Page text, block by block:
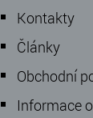
Kontakty
Články
Obchodní
Informace o